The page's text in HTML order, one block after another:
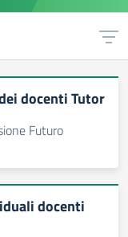
docenti Tutor
Futuro
docenti